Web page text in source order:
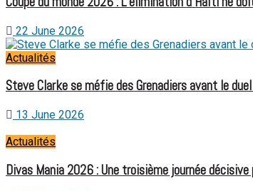
22 June 2026
Actualités
Steve Clarke se méfie des Grenadiers avant le
13 June 2026
Actualités
Divas Mania 2026 : Une troisième journée